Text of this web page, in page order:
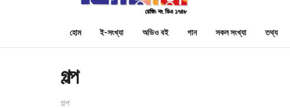
হোম ই-সংখ্যা অডিও বই গান সকল সংখ্যা তথ্য
গল্প
গল্প